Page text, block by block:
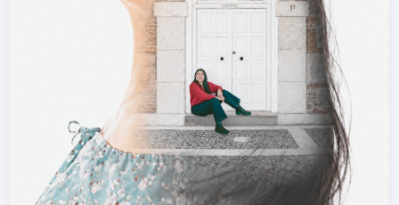
herramienta de expresión, reflexión y
conexión con el público. Hablamos
con ella sobre este estreno, su
evolución musical y los sueños que
sigue construyendo a través de su
arte. "Manifestando…